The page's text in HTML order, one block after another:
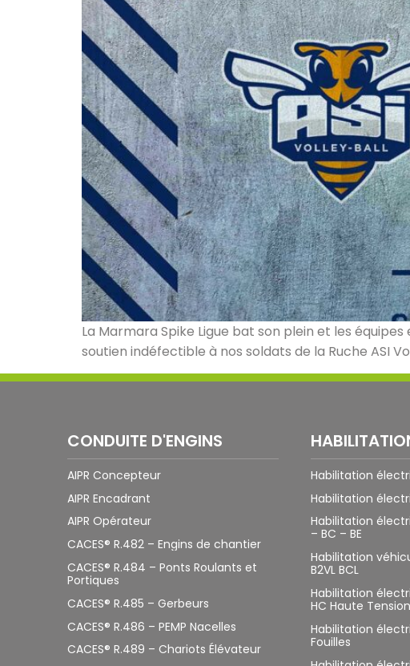
La Marmara Spike Ligue bat son plein et les
soutien indéfectible à nos soldats de la Ruche ASI
CONDUITE D'ENGINS
AIPR Concepteur
AIPR Encadrant
AIPR Opérateur
CACES® R.482 – Engins de chantier
CACES® R.484 – Ponts Roulants et
Portiques
CACES® R.485 – Gerbeurs
CACES® R.486 – PEMP Nacelles
CACES® R.489 – Chariots Élévateur
Habilitation
Habilitation
Habilitation
– BC – BE
Habilitation
B2VL BCL
Habilitation
HC Haute
Habilitation
Fouilles